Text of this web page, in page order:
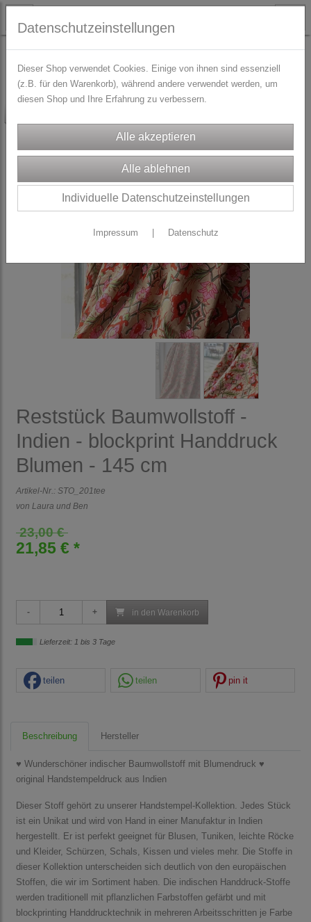
STOFFE Stoffe aus England/USA/Japan/Indien
Reststück Baumwollstoff -
Indien - blockprint Handdruck
Blumen - 145 cm
Artikel-Nr.: STO_201tee
von Laura und Ben
23,00 €
21,85 € *
in den Warenkorb
Lieferzeit: 1 bis 3 Tage
teilen teilen pin it
Beschreibung Hersteller
♥ Wunderschöner indischer Baumwollstoff mit Blumendruck ♥
original Handstempeldruck aus Indien
Dieser Stoff gehört zu unserer Handstempel-Kollektion. Jedes Stück
ist ein Unikat und wird von Hand in einer Manufaktur in Indien
hergestellt. Er ist perfekt geeignet für Blusen, Tuniken, leichte Röcke
und Kleider, Schürzen, Schals, Kissen und vieles mehr. Die Stoffe in
dieser Kollektion unterscheiden sich deutlich von den europäischen
Stoffen, die wir im Sortiment haben. Die indischen Handdruck-Stoffe
werden traditionell mit pflanzlichen Farbstoffen gefärbt und mit
blockprinting Handdrucktechnik in mehreren Arbeitsschritten je Farbe
Datenschutzeinstellungen
Dieser Shop verwendet Cookies. Einige von ihnen sind essenziell
(z.B. für den Warenkorb), während andere verwendet werden, um
diesen Shop und Ihre Erfahrung zu verbessern.
Individuelle Datenschutzeinstellungen
Impressum Datenschutz